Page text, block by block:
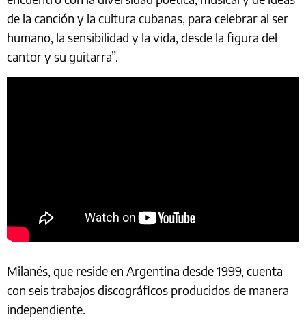
de la canción y la cultura cubanas, para celebrar al ser
humano, la sensibilidad y la vida, desde la figura del
cantor y su guitarra”.
Milanés, que reside en Argentina desde 1999, cuenta
con seis trabajos discográficos producidos de manera
independiente.